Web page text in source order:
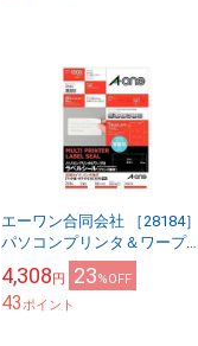
エーワン合同会社 ［28184］
パソコンプリンタ＆ワープロ
ラベルシール［プリンタ兼
用］ 汎用・インチ改行 １
２面 １００シート入
4,308円 23%OFF
43ポイント